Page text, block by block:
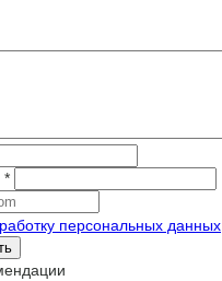
*
персональных данных